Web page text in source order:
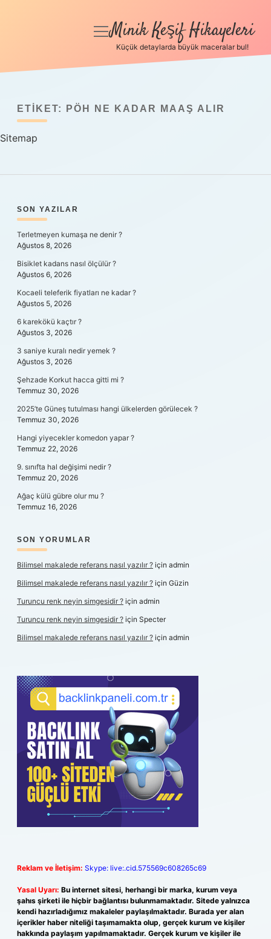
Anasayfa
Yasal Uyarı
menüyü
Minik Keşif Hikayeleri
Küçük detaylarda büyük maceralar bul!
ETIKET: PÖH NE KADAR MAAŞ ALIR
Sitemap
SIDEBAR
SON YAZILAR
Terletmeyen kumaşa ne denir ?
Ağustos 8, 2026
Bisiklet kadans nasıl ölçülür ?
Ağustos 6, 2026
Kocaeli teleferik fiyatları ne kadar ?
Ağustos 5, 2026
6 karekökü kaçtır ?
Ağustos 3, 2026
3 saniye kuralı nedir yemek ?
Ağustos 3, 2026
Şehzade Korkut hacca gitti mi ?
Temmuz 30, 2026
2025’te Güneş tutulması hangi ülkelerden görülecek ?
Temmuz 30, 2026
Hangi yiyecekler komedon yapar ?
Temmuz 22, 2026
9. sınıfta hal değişimi nedir ?
Temmuz 20, 2026
Ağaç külü gübre olur mu ?
Temmuz 16, 2026
SON YORUMLAR
Bilimsel makalede referans nasıl yazılır ? için admin
Bilimsel makalede referans nasıl yazılır ? için Güzin
Turuncu renk neyin simgesidir ? için admin
Turuncu renk neyin simgesidir ? için Specter
Bilimsel makalede referans nasıl yazılır ? için admin
Reklam ve İletişim: Skype: live:.cid.575569c608265c69
Yasal Uyarı: Bu internet sitesi, herhangi bir marka, kurum veya
şahıs şirketi ile hiçbir bağlantısı bulunmamaktadır. Sitede yalnızca
kendi hazırladığımız makaleler paylaşılmaktadır. Burada yer alan
içerikler haber niteliği taşımamakta olup, gerçek kurum ve kişiler
hakkında paylaşım yapılmamaktadır. Gerçek kurum ve kişiler ile